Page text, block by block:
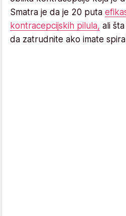
Smatra je da je 20 puta
kontracepcijskih pilula, ali
da zatrudnite ako imate